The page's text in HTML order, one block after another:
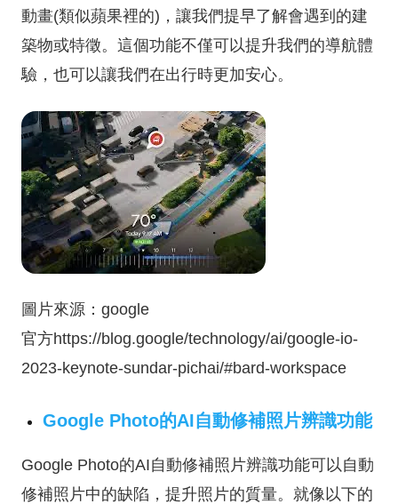
動畫(類似蘋果裡的)，讓我們提早了解會遇到的建
築物或特徵。這個功能不僅可以提升我們的導航體
驗，也可以讓我們在出行時更加安心。
圖片來源：google
官方https://blog.google/technology/ai/google-io-
2023-keynote-sundar-pichai/#bard-workspace
Google Photo的AI自動修補照片辨識功能
Google Photo的AI自動修補照片辨識功能可以自動
修補照片中的缺陷，提升照片的質量。就像以下的